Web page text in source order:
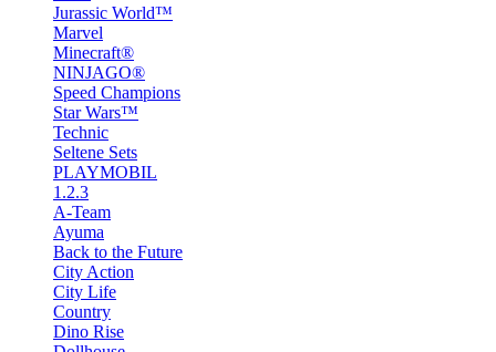
Jurassic World™
Marvel
Minecraft®
NINJAGO®
Speed Champions
Star Wars™
Technic
Seltene Sets
PLAYMOBIL
1.2.3
A-Team
Ayuma
Back to the Future
City Action
City Life
Country
Dino Rise